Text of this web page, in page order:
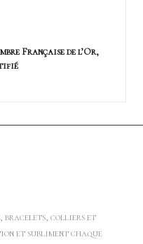
Française de l’Or,
bracelets, colliers et
et subliment chaque